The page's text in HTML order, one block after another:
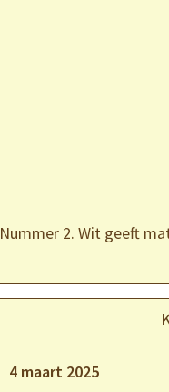
Nummer 2. Wit geeft
4 maart 2025